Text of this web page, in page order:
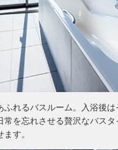
れるバスルーム。入浴後
を忘れさせる贅沢なバス
す。